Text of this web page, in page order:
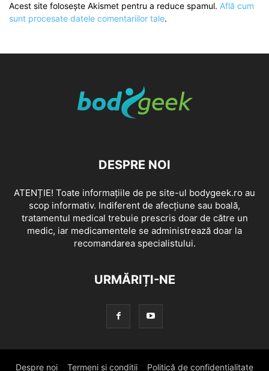
Acest site folosește Akismet pentru a reduce spamul. Află cum
sunt procesate datele comentariilor tale.
DESPRE NOI
ATENȚIE! Toate informațiile de pe site-ul bodygeek.ro au
scop informativ. Indiferent de afecțiune sau boală,
tratamentul medical trebuie prescris doar de către un
medic, iar medicamentele se administrează doar la
recomandarea specialistului.
URMĂRIȚI-NE
Despre noi Termeni si conditii Politică de confidențialitate